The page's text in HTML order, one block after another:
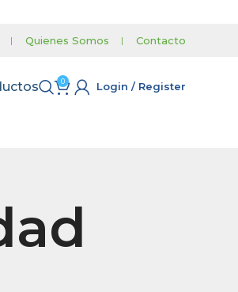
| Quienes Somos | Contacto
0 Login / Register